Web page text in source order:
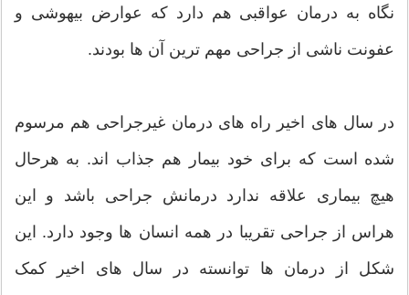
نگاه به درمان عواقبی هم دارد که عوارض بیهوشی و
عفونت ناشی از جراحی مهم ترین آن ها بودند.
در سال های اخیر راه های درمان غیرجراحی هم مرسوم
شده است که برای خود بیمار هم جذاب اند. به هرحال
هیچ بیماری علاقه ندارد درمانش جراحی باشد و این
هراس از جراحی تقریبا در همه انسان ها وجود دارد. این
شکل از درمان ها توانسته در سال های اخیر کمک